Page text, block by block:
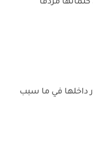
مردفا
داخلها في ما سبب